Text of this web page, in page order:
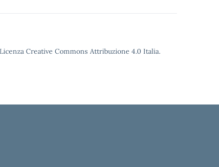
Creative Commons Attribuzione 4.0 Italia.